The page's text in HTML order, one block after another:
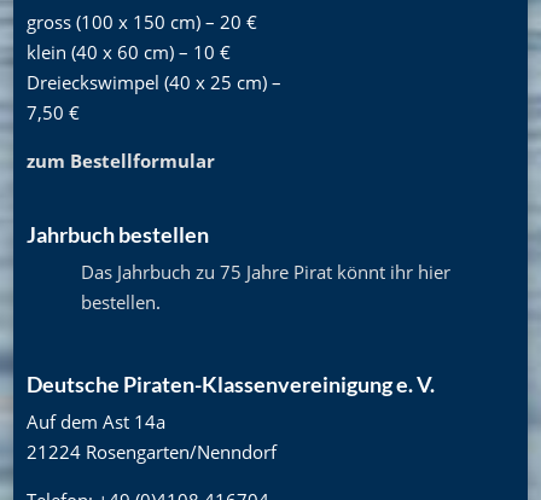
gross (100 x 150 cm) – 20 €
klein (40 x 60 cm) – 10 €
Dreieckswimpel (40 x 25 cm) –
7,50 €
zum Bestellformular
Jahrbuch bestellen
Das Jahrbuch zu 75 Jahre Pirat könnt ihr hier
bestellen.
Deutsche Piraten-Klassenvereinigung e. V.
Auf dem Ast 14a
21224 Rosengarten/Nenndorf